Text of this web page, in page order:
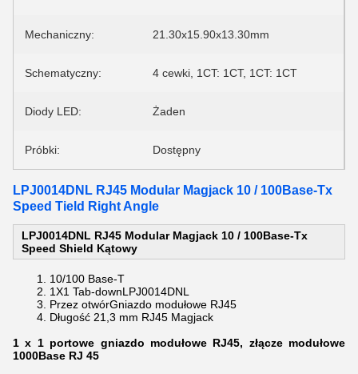
Mechaniczny: 21.30x15.90x13.30mm
Schematyczny: 4 cewki, 1CT: 1CT, 1CT: 1CT
Diody LED: Żaden
Próbki: Dostępny
LPJ0014DNL RJ45 Modular Magjack 10 / 100Base-Tx
Speed ​​Tield Right Angle
LPJ0014DNL RJ45 Modular Magjack 10 / 100Base-Tx
Speed ​​Shield Kątowy
10/100 Base-T
1X1 Tab-downLPJ0014DNL
Przez otwórGniazdo modułowe RJ45
Długość 21,3 mm RJ45 Magjack
1 x 1 portowe gniazdo modułowe RJ45, złącze modułowe
1000Base RJ 45